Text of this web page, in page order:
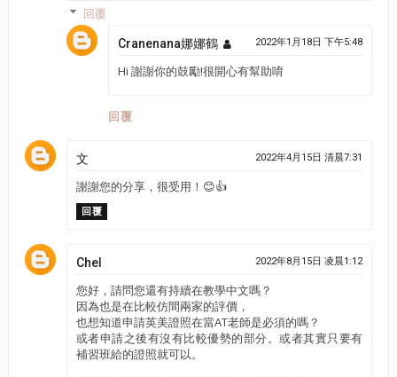
回覆
Cranenana娜娜鶴 2022年1月18日 下午5:48
Hi 謝謝你的鼓勵!很開心有幫助唷
回覆
文 2022年4月15日 清晨7:31
謝謝您的分享，很受用！😊👍
回覆
Chel 2022年8月15日 凌晨1:12
您好，請問您還有持續在教學中文嗎？
因為也是在比較仿間兩家的評價，
也想知道申請英美證照在當AT老師是必須的嗎？
或者申請之後有沒有比較優勢的部分。或者其實只要有
補習班給的證照就可以。